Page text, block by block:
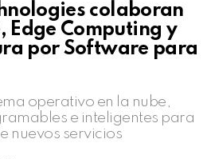
colaboran
Edge Computing y
por Software para
operativo en la nube,
e inteligentes para
nuevos servicios